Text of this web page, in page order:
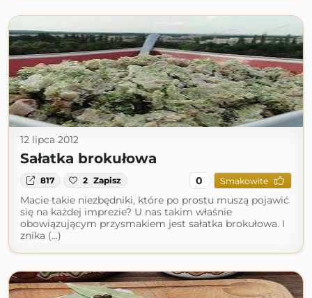
12 lipca 2012
Sałatka brokułowa
817 2 Zapisz 0 Smakowite
Macie takie niezbędniki, które po prostu muszą pojawić
się na każdej imprezie? U nas takim właśnie
obowiązującym przysmakiem jest sałatka brokułowa. I
znika (...)